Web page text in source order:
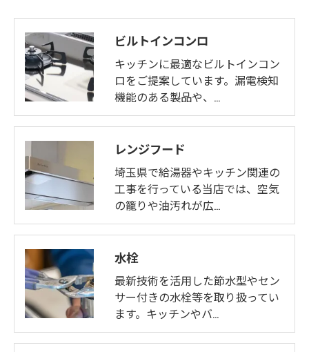
ビルトインコンロ
キッチンに最適なビルトインコン
ロをご提案しています。漏電検知
機能のある製品や、…
レンジフード
埼玉県で給湯器やキッチン関連の
工事を行っている当店では、空気
の籠りや油汚れが広…
水栓
最新技術を活用した節水型やセン
サー付きの水栓等を取り扱ってい
ます。キッチンやバ…